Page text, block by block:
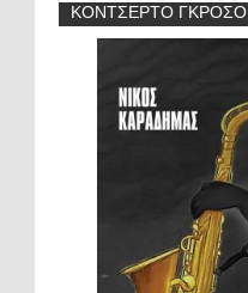
ΚΟΝΤΣΕΡΤΟ ΓΚΡΟΣΟ